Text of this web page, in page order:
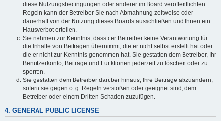
diese Nutzungsbedingungen oder anderer im Board veröffentlichten
Regeln kann der Betreiber Sie nach Abmahnung zeitweise oder
dauerhaft von der Nutzung dieses Boards ausschließen und Ihnen ein
Hausverbot erteilen.
Sie nehmen zur Kenntnis, dass der Betreiber keine Verantwortung für
die Inhalte von Beiträgen übernimmt, die er nicht selbst erstellt hat oder
die er nicht zur Kenntnis genommen hat. Sie gestatten dem Betreiber, Ihr
Benutzerkonto, Beiträge und Funktionen jederzeit zu löschen oder zu
sperren.
Sie gestatten dem Betreiber darüber hinaus, Ihre Beiträge abzuändern,
sofern sie gegen o. g. Regeln verstoßen oder geeignet sind, dem
Betreiber oder einem Dritten Schaden zuzufügen.
4. GENERAL PUBLIC LICENSE